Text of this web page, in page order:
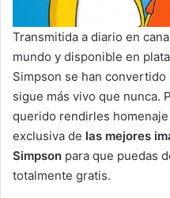
Transmitida a diario en
mundo y disponible en
Simpson se han
sigue más vivo que nunca.
querido rendirles
exclusiva de las mejores
Simpson para que puedas
totalmente gratis.